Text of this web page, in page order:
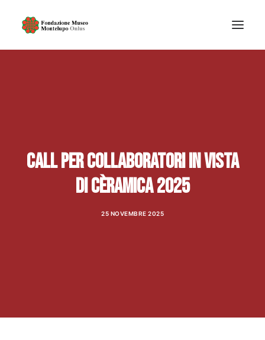
DOCUMENTI, TRASPARENZA E PRIVACY
CALL PER COLLABORATORI IN VISTA
DI CÈRAMICA 2025
25 NOVEMBRE 2025